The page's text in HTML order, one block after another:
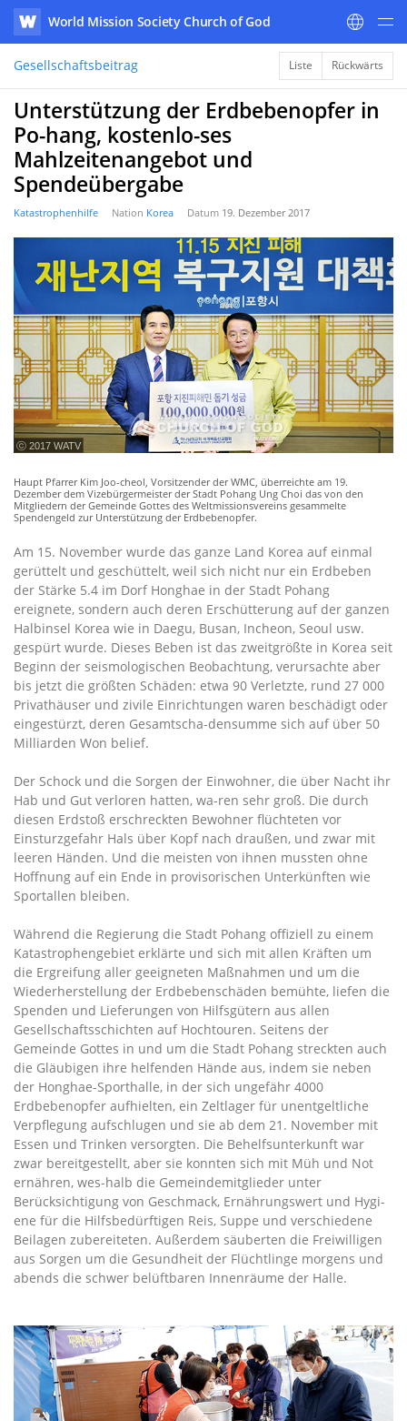
WATV
World Mission Society Church of God
Gesellschaftsbeitrag Liste Rückwärts
Unterstützung der Erdbebenopfer in
Po-hang, kostenlo-ses
Mahlzeitenangebot und
Spendeübergabe
Katastrophenhilfe Nation Korea Datum 19. Dezember 2017
ⓒ 2017 WATV
Haupt Pfarrer Kim Joo-cheol, Vorsitzender der WMC, überreichte am 19.
Dezember dem Vizebürgermeister der Stadt Pohang Ung Choi das von den
Mitgliedern der Gemeinde Gottes des Weltmissionsvereins gesammelte
Spendengeld zur Unterstützung der Erdbebenopfer.
Am 15. November wurde das ganze Land Korea auf einmal
gerüttelt und geschüttelt, weil sich nicht nur ein Erdbeben
der Stärke 5.4 im Dorf Honghae in der Stadt Pohang
ereignete, sondern auch deren Erschütterung auf der ganzen
Halbinsel Korea wie in Daegu, Busan, Incheon, Seoul usw.
gespürt wurde. Dieses Beben ist das zweitgrößte in Korea seit
Beginn der seismologischen Beobachtung, verursachte aber
bis jetzt die größten Schäden: etwa 90 Verletzte, rund 27 000
Privathäuser und zivile Einrichtungen waren beschädigt oder
eingestürzt, deren Gesamtscha-densumme sich auf über 50
Milliarden Won belief.
Der Schock und die Sorgen der Einwohner, die über Nacht ihr
Hab und Gut verloren hatten, wa-ren sehr groß. Die durch
diesen Erdstoß erschreckten Bewohner flüchteten vor
Einsturzgefahr Hals über Kopf nach draußen, und zwar mit
leeren Händen. Und die meisten von ihnen mussten ohne
Hoffnung auf ein Ende in provisorischen Unterkünften wie
Sportallen bleiben.
Während die Regierung die Stadt Pohang offiziell zu einem
Katastrophengebiet erklärte und sich mit allen Kräften um
die Ergreifung aller geeigneten Maßnahmen und um die
Wiederherstellung der Erdbebenschäden bemühte, liefen die
Spenden und Lieferungen von Hilfsgütern aus allen
Gesellschaftsschichten auf Hochtouren. Seitens der
Gemeinde Gottes in und um die Stadt Pohang streckten auch
die Gläubigen ihre helfenden Hände aus, indem sie neben
der Honghae-Sporthalle, in der sich ungefähr 4000
Erdbebenopfer aufhielten, ein Zeltlager für unentgeltliche
Verpflegung aufschlugen und sie ab dem 21. November mit
Essen und Trinken versorgten. Die Behelfsunterkunft war
zwar bereitgestellt, aber sie konnten sich mit Müh und Not
ernähren, wes-halb die Gemeindemitglieder unter
Berücksichtigung von Geschmack, Ernährungswert und Hygi-
ene für die Hilfsbedürftigen Reis, Suppe und verschiedene
Beilagen zubereiteten. Außerdem säuberten die Freiwilligen
aus Sorgen um die Gesundheit der Flüchtlinge morgens und
abends die schwer belüftbaren Innenräume der Halle.